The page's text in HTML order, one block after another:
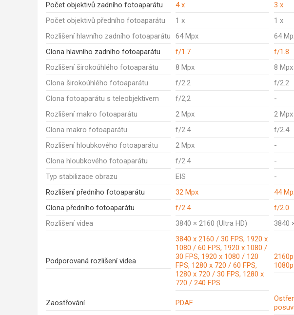
Počet objektivů zadního fotoaparátu 4 x
3 x
Počet objektivů předního fotoaparátu
1 x
1 x
Rozlišení hlavního zadního fotoaparátu
64 Mpx
64
Clona hlavního zadního fotoaparátu
f/1.7
f/1.8
Rozlišení širokoúhlého fotoaparátu
8 Mpx
8 Mpx
Clona širokoúhlého fotoaparátu
f/2.2
f/2.2
Clona fotoaparátu s teleobjektivem
f/2,2
-
Rozlišení makro fotoaparátu
2 Mpx
2 Mpx
Clona makro fotoaparátu
f/2.4
f/2.4
Rozlišení hloubkového fotoaparátu
2 Mpx
-
Clona hloubkového fotoaparátu
f/2.4
-
Typ stabilizace obrazu
EIS
-
Rozlišení předního fotoaparátu
32 Mpx
44
Clona předního fotoaparátu
f/2.4
f/2.0
Rozlišení videa
3840 × 2160 (Ultra HD) 3840
Podporovaná rozlišení videa
3840 x 2160 / 30 FPS, 1920 x
1080 / 60 FPS, 1920 x 1080 /
30 FPS, 1920 x 1080 / 120
FPS, 1280 x 720 / 60 FPS,
1280 x 720 / 30 FPS, 1280 x
720 / 240 FPS
Zaostřování PDAF